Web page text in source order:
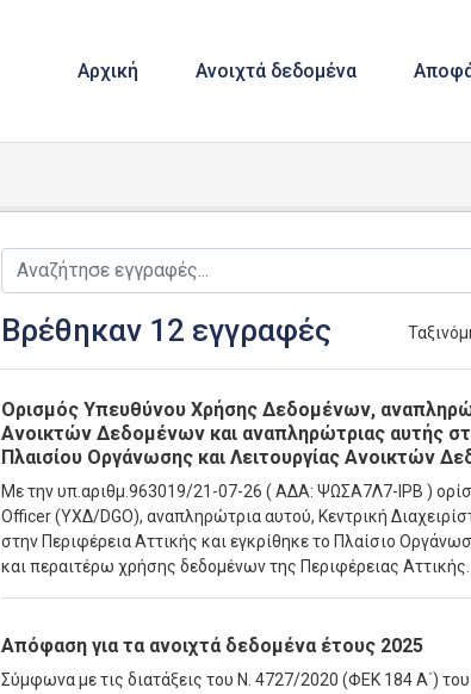
Αρχική Ανοιχτά δεδομένα
Βρέθηκαν 12 εγγραφές
Ορισμός Υπευθύνου Χρήσης Δεδομένων,
Ανοικτών Δεδομένων και αναπληρώτριας αυτής
Πλαισίου Οργάνωσης και Λειτουργίας Ανοικτών
Με τηνυπ.αριθμ. 963019/21-07-26 ( ΑΔΑ: ΨΩΣΑ7Λ7-ΙΡΒ )
Officer (ΥΧΔ/DGO), αναπληρώτρια αυτού, Κεντρική
στην Περιφέρεια Αττικής και εγκρίθηκε το Πλαίσιο
και περαιτέρω χρήσης δεδομένων της Περιφέρειας Αττικής.
Απόφαση για τα ανοιχτά δεδομένα έτους 2025
Σύμφωνα με τις διατάξεις του Ν. 4727/2020 (ΦΕΚ 184 Α΄)